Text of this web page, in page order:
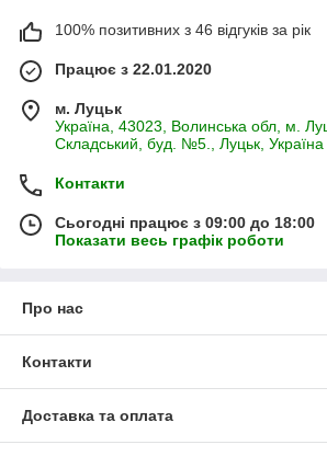
100% позитивних з 46 відгуків за рік
Працює з 22.01.2020
м. Луцьк
Україна, 43023, Волинська обл, м.
Складський, буд. №5., Луцьк, Україна
Контакти
Сьогодні працює з 09:00 до 18:00
Показати весь графік роботи
Про нас
Контакти
Доставка та оплата